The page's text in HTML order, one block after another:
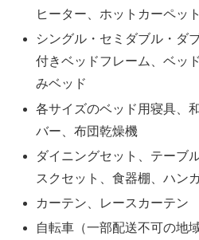
ヒーター、ホットカーペット
シングル・セミダブル・ダ
付きベッドフレーム、ベッ
みベッド
各サイズのベッド用寝具、
バー、布団乾燥機
ダイニングセット、テーブ
スクセット、食器棚、ハン
カーテン、レースカーテン
自転車（一部配送不可の地